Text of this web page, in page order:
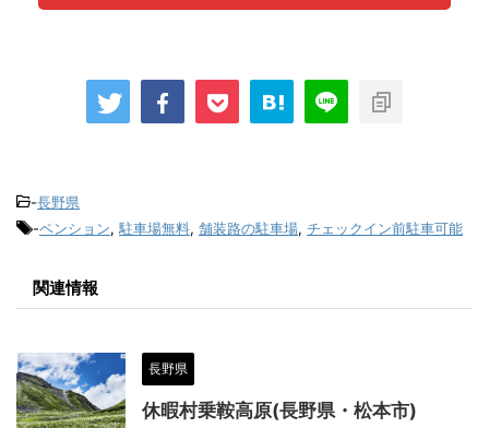
-長野県
-ペンション,駐車場無料, 舗装路の駐車場, チェックイン前駐車可能
関連情報
長野県
休暇村乗鞍高原(長野県・松本市)